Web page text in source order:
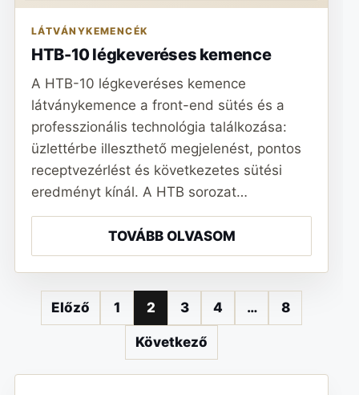
LÁTVÁNYKEMENCÉK
HTB-10 légkeveréses kemence
A HTB-10 légkeveréses kemence
látványkemence a front-end sütés és a
professzionális technológia találkozása:
üzlettérbe illeszthető megjelenést, pontos
receptvezérlést és következetes sütési
eredményt kínál. A HTB sorozat…
TOVÁBB OLVASOM
Előző 1 2 3 4 … 8
Következő